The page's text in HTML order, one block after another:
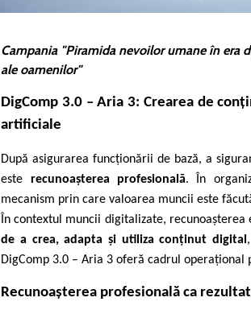
Campania "Piramida nevoilor umane în era
ale oamenilor"
DigComp 3.0 – Aria 3: Crearea de
artificiale
După asigurarea funcționării de bază, a
este recunoașterea profesională. În
mecanism prin care valoarea muncii este
În contextul muncii digitalizate,
de a crea, adapta și utiliza conținut digital
DigComp 3.0 – Aria 3 oferă cadrul operațional
Recunoașterea profesională ca